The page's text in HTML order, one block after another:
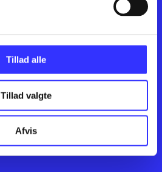
Tillad alle
Tillad valgte
Afvis Feedback
Artikler
Film
Musik
Noder